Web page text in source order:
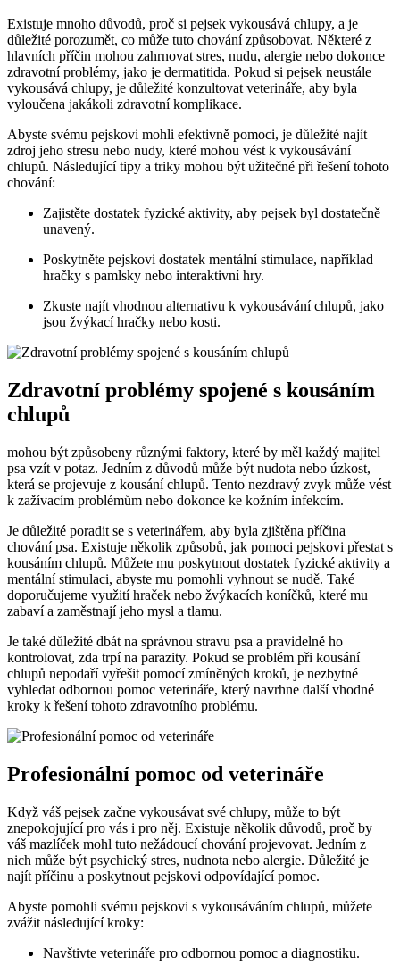
Existuje mnoho důvodů, proč si pejsek vykousává chlupy, a je
důležité porozumět, co může tuto chování způsobovat. Některé z
hlavních příčin mohou zahrnovat stres, nudu, alergie nebo dokonce
zdravotní problémy, jako je dermatitida. Pokud si pejsek neustále
vykousává chlupy, je důležité konzultovat veterináře, aby byla
vyloučena jakákoli zdravotní komplikace.
Abyste svému pejskovi mohli efektivně pomoci, je důležité najít
zdroj jeho stresu nebo nudy, které mohou vést k vykousávání
chlupů. Následující tipy a triky mohou být užitečné při řešení tohoto
chování:
Zajistěte dostatek fyzické aktivity, aby pejsek byl dostatečně
unavený.
Poskytněte pejskovi dostatek mentální stimulace, například
hračky s pamlsky nebo interaktivní hry.
Zkuste najít vhodnou alternativu k vykousávání chlupů, jako
jsou žvýkací hračky nebo kosti.
Zdravotní problémy spojené s kousáním
chlupů
mohou být způsobeny různými faktory, které by měl každý majitel
psa vzít v potaz. Jedním z důvodů může být nudota nebo úzkost,
která se projevuje z kousání chlupů. Tento nezdravý zvyk může vést
k zažívacím problémům nebo dokonce ke kožním infekcím.
Je důležité poradit se s veterinářem, aby byla zjištěna příčina
chování psa. Existuje několik způsobů, jak pomoci pejskovi přestat s
kousáním chlupů. Můžete mu poskytnout dostatek fyzické aktivity a
mentální stimulaci, abyste mu pomohli vyhnout se nudě. Také
doporučujeme využití hraček nebo žvýkacích koníčků, které mu
zabaví a zaměstnají jeho mysl a tlamu.
Je také důležité dbát na správnou stravu psa a pravidelně ho
kontrolovat, zda trpí na parazity. Pokud se problém při kousání
chlupů nepodaří vyřešit pomocí zmíněných kroků, je nezbytné
vyhledat odbornou pomoc veterináře, který navrhne další vhodné
kroky k řešení tohoto zdravotního problému.
Profesionální pomoc od veterináře
Když váš pejsek začne vykousávat své chlupy, může to být
znepokojující pro vás i pro něj. Existuje několik důvodů, proč by
váš mazlíček mohl tuto nežádoucí chování projevovat. Jedním z
nich může být psychický stres, nudnota nebo alergie. Důležité je
najít příčinu a poskytnout pejskovi odpovídající pomoc.
Abyste pomohli svému pejskovi s vykousáváním chlupů, můžete
zvážit následující kroky:
Navštivte veterináře pro odbornou pomoc a diagnostiku.